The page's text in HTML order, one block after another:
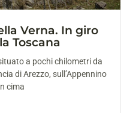
Verna. In giro
Toscana
a pochi chilometri da
di Arezzo, sull’Appennino
cima